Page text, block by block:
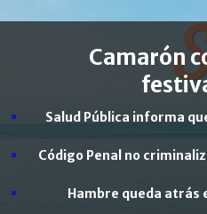
Camarón
Salud Pública informa
Código Penal no
Hambre queda atrás